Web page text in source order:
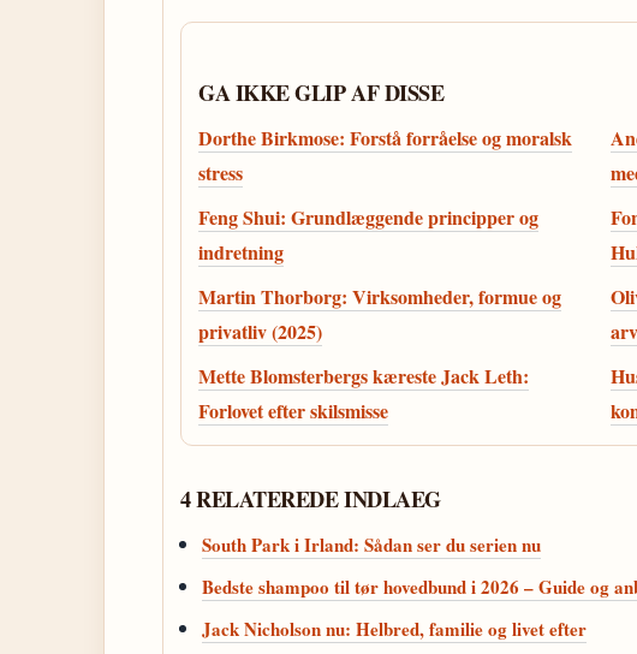
GA IKKE GLIP AF DISSE
Dorthe Birkmose: Forstå forråelse og moralsk
stress
Feng Shui: Grundlæggende principper og
indretning
Martin Thorborg: Virksomheder, formue og
privatliv (2025)
arv
Mette Blomsterbergs kæreste Jack Leth:
Forlovet efter skilsmisse
4 RELATEREDE INDLAEG
South Park i Irland: Sådan ser du serien nu
Bedste shampoo til tør hovedbund i 2026 – Guide og
Jack Nicholson nu: Helbred, familie og livet efter